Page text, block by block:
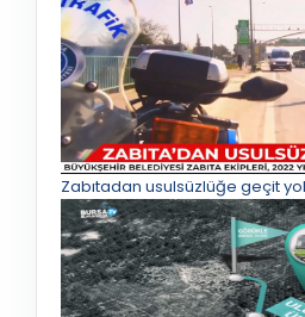
Zabıtadan usulsüzlüğe geçit